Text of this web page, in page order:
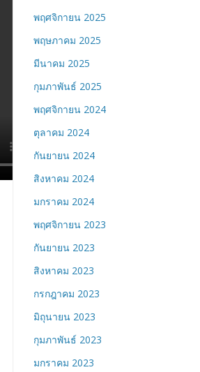
พฤศจิกายน 2025
พฤษภาคม 2025
มีนาคม 2025
กุมภาพันธ์ 2025
พฤศจิกายน 2024
ตุลาคม 2024
กันยายน 2024
สิงหาคม 2024
มกราคม 2024
พฤศจิกายน 2023
กันยายน 2023
สิงหาคม 2023
กรกฎาคม 2023
มิถุนายน 2023
กุมภาพันธ์ 2023
มกราคม 2023